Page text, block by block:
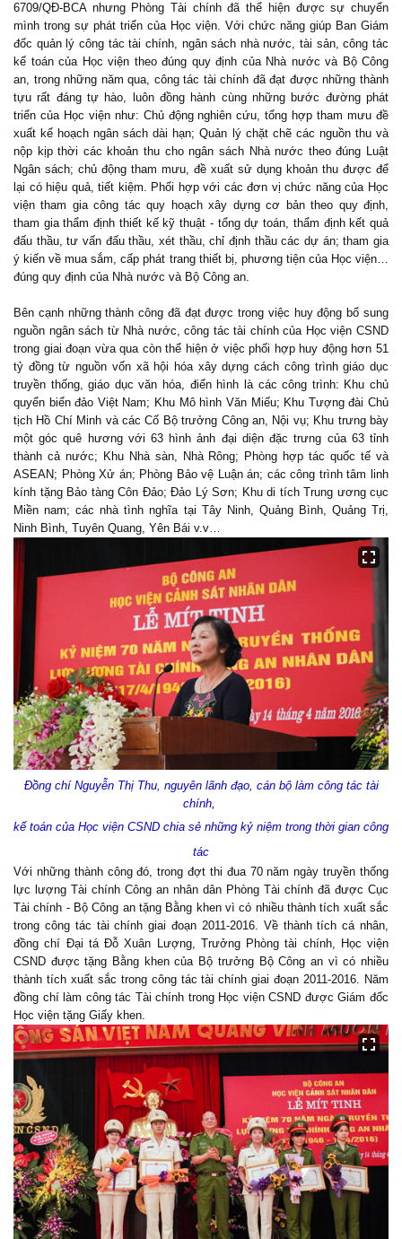
6709/QĐ-BCA nhưng Phòng Tài chính đã thể hiện được sự chuyển
mình trong sự phát triển của Học viện. Với chức năng giúp Ban Giám
đốc quản lý công tác tài chính, ngân sách nhà nước, tài sản, công tác
kế toán của Học viện theo đúng quy định của Nhà nước và Bộ Công
an, trong những năm qua, công tác tài chính đã đạt được những thành
tựu rất đáng tự hào, luôn đồng hành cùng những bước đường phát
triển của Học viện như: Chủ động nghiên cứu, tổng hợp tham mưu đề
xuất kế hoạch ngân sách dài hạn; Quản lý chặt chẽ các nguồn thu và
nộp kịp thời các khoản thu cho ngân sách Nhà nước theo đúng Luật
Ngân sách; chủ động tham mưu, đề xuất sử dụng khoản thu được để
lại có hiệu quả, tiết kiệm. Phối hợp với các đơn vị chức năng của Học
viện tham gia công tác quy hoạch xây dựng cơ bản theo quy định,
tham gia thẩm định thiết kế kỹ thuật - tổng dự toán, thẩm định kết quả
đấu thầu, tư vấn đấu thầu, xét thầu, chỉ định thầu các dự án; tham gia
ý kiến về mua sắm, cấp phát trang thiết bị, phương tiện của Học viện…
đúng quy định của Nhà nước và Bộ Công an.
Bên cạnh những thành công đã đạt được trong việc huy động bổ sung
nguồn ngân sách từ Nhà nước, công tác tài chính của Học viện CSND
trong giai đoạn vừa qua còn thể hiện ở việc phối hợp huy động hơn 51
tỷ đồng từ nguồn vốn xã hội hóa xây dựng cách công trình giáo dục
truyền thống, giáo dục văn hóa, điển hình là các công trình: Khu chủ
quyển biển đảo Việt Nam; Khu Mô hình Văn Miếu; Khu Tượng đài Chủ
tịch Hồ Chí Minh và các Cố Bộ trưởng Công an, Nội vụ; Khu trưng bày
một góc quê hương với 63 hình ảnh đại diện đặc trưng của 63 tỉnh
thành cả nước; Khu Nhà sàn, Nhà Rông; Phòng hợp tác quốc tế và
ASEAN; Phòng Xử án; Phòng Bảo vệ Luận án; các công trình tâm linh
kính tặng Bảo tàng Côn Đảo; Đảo Lý Sơn; Khu di tích Trung ương cục
Miền nam; các nhà tình nghĩa tại Tây Ninh, Quảng Bình, Quảng Trị,
Ninh Bình, Tuyên Quang, Yên Bái v.v…
Đồng chí Nguyễn Thị Thu, nguyên lãnh đạo, cán bộ làm công tác tài
chính,
kế toán của Học viện CSND chia sẻ những kỷ niệm trong thời gian công
tác
Với những thành công đó, trong đợt thi đua 70 năm ngày truyền thống
lực lượng Tài chính Công an nhân dân Phòng Tài chính đã được Cục
Tài chính - Bộ Công an tặng Bằng khen vì có nhiều thành tích xuất sắc
trong công tác tài chính giai đoạn 2011-2016. Về thành tích cá nhân,
đồng chí Đại tá Đỗ Xuân Lượng, Trưởng Phòng tài chính, Học viện
CSND được tặng Bằng khen của Bộ trưởng Bộ Công an vì có nhiều
thành tích xuất sắc trong công tác tài chính giai đoạn 2011-2016. Năm
đồng chí làm công tác Tài chính trong Học viện CSND được Giám đốc
Học viện tặng Giấy khen.